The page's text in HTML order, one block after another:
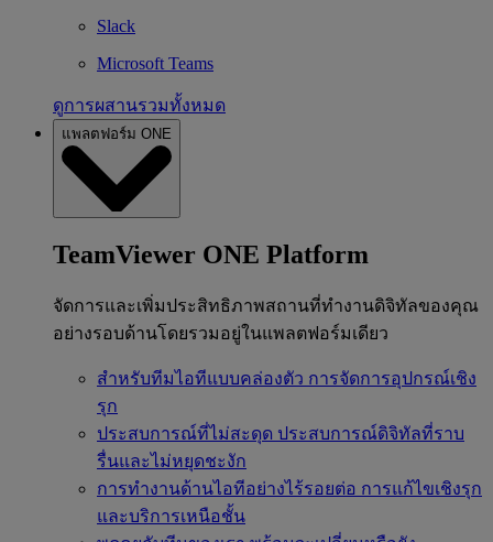
Slack
Microsoft Teams
ดูการผสานรวมทั้งหมด
แพลตฟอร์ม ONE
TeamViewer ONE Platform
จัดการและเพิ่มประสิทธิภาพสถานที่ทำงานดิจิทัลของคุณ
อย่างรอบด้านโดยรวมอยู่ในแพลตฟอร์มเดียว
สำหรับทีมไอทีแบบคล่องตัว การจัดการอุปกรณ์เชิง
รุก
ประสบการณ์ที่ไม่สะดุด ประสบการณ์ดิจิทัลที่ราบ
รื่นและไม่หยุดชะงัก
การทำงานด้านไอทีอย่างไร้รอยต่อ การแก้ไขเชิงรุก
และบริการเหนือชั้น